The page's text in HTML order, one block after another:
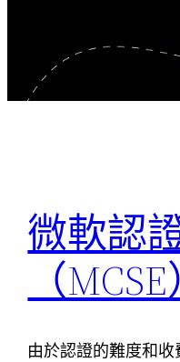
微軟認
（
由於認證的難度和